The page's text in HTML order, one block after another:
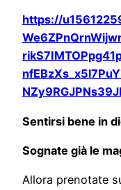
https://
Sentirsi bene in
Sognate già le
Allora prenotate